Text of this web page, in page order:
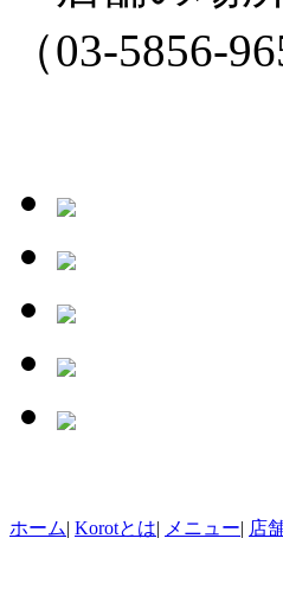
（03-5856-
ホーム| Korotとは| メニュー| 店